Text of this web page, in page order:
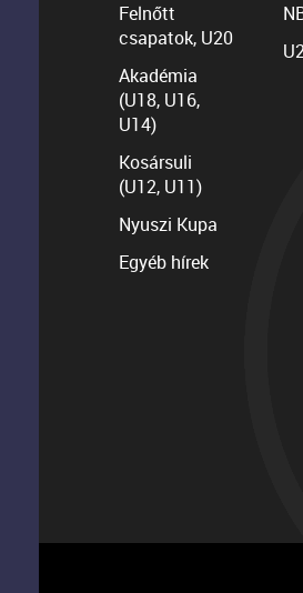
Felnőtt
csapatok, U20
Akadémia
(U18, U16,
U14)
Kosársuli
(U12, U11)
Nyuszi Kupa
Egyéb hírek